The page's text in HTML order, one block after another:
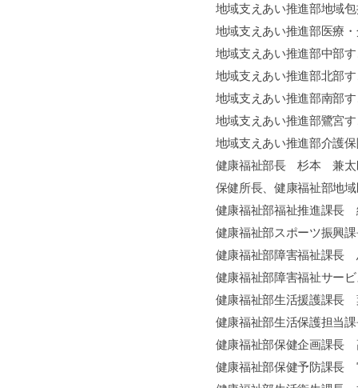
地域支えあい推進部地域
地域支えあい推進部医療
地域支えあい推進部中部
地域支えあい推進部北部
地域支えあい推進部南部
地域支えあい推進部鷺宮
地域支えあい推進部介護
健康福祉部長 杉本 兼太
保健所長、健康福祉部地
健康福祉部福祉推進課
健康福祉部スポーツ振興
健康福祉部障害福祉課
健康福祉部障害福祉サー
健康福祉部生活援護課
健康福祉部生活保護担当
健康福祉部保健企画課
健康福祉部保健予防課